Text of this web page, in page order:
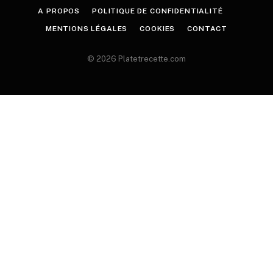
A PROPOS POLITIQUE DE CONFIDENTIALITÉ
MENTIONS LÉGALES COOKIES CONTACT
© 2026 Platetrecette.com